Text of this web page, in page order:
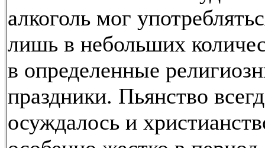
алкоголь мог
лишь в небольших
в определенные
праздники. Пьянство
осуждалось и